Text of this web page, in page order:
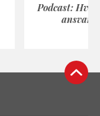
Podcast: